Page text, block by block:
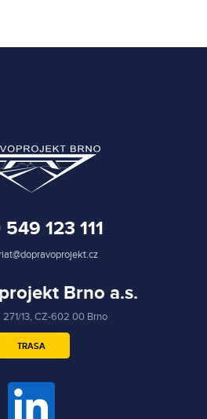
549 123 111
Brno a.s.
271/13, CZ-602 00 Brno
TRASA